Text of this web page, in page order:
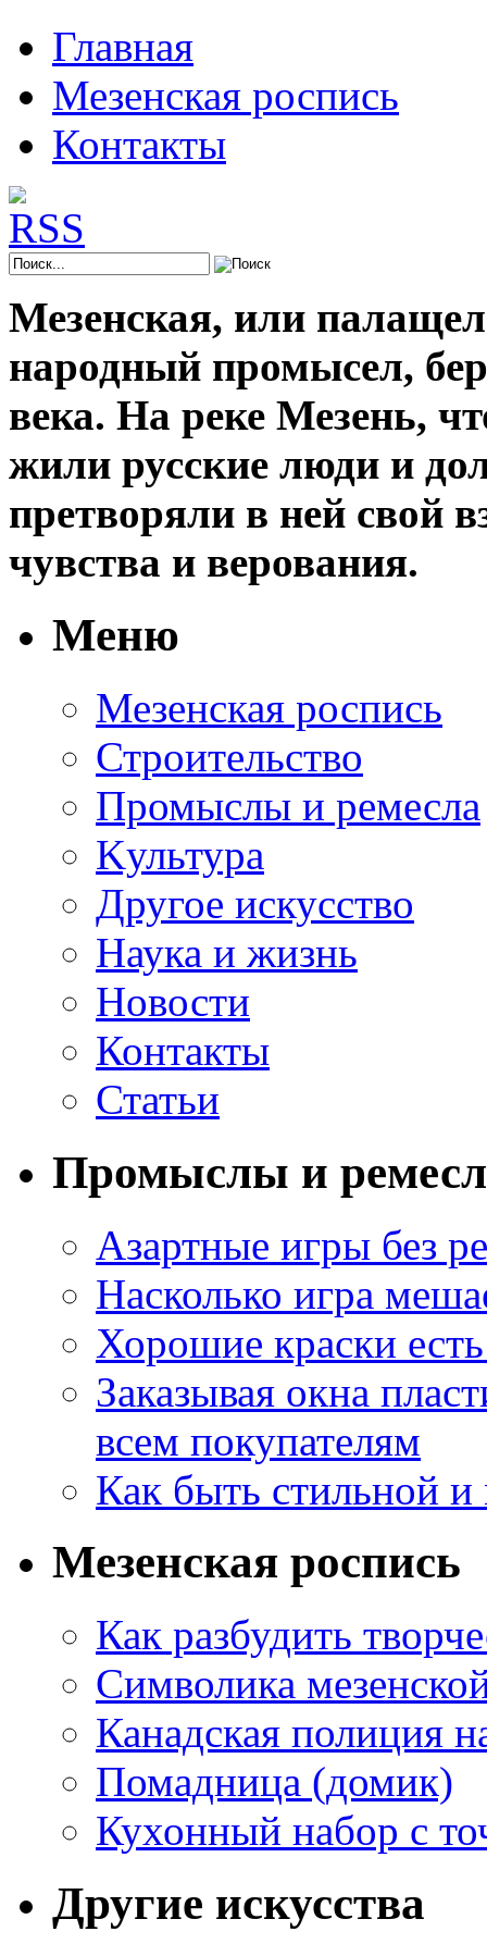
Главная
Мезенская роспись
Контакты
Мезенская, или
народный промысел,
века. На реке Мезень,
жили русские люди и
претворяли в ней свой
чувства и верования.
Меню
Мезенская роспись
Строительство
Промыслы и ремесла
Kультура
Другое искусство
Наука и жизнь
Новости
Контакты
Статьи
Промыслы и
Азартные игры без
Насколько игра
Хорошие краски
Заказывая окна
всем покупателям
Как быть стильной
Мезенская роспись
Как разбудить
Символика
Канадская полиция
Помадница (домик)
Кухонный набор с
Другие искусства